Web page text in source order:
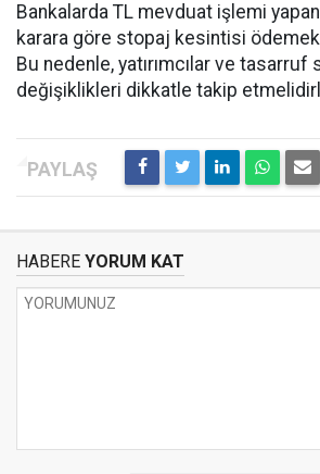
Bankalarda TL mevduat işlemi
karara göre stopaj kesintisi ödemek
Bu nedenle, yatırımcılar ve tasarruf
değişiklikleri dikkatle takip
HABERE YORUM KAT